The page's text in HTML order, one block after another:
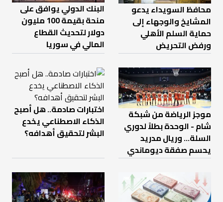
محافظ السويداء يدعو
المشايخ والوجهاء إلى
حماية السلم الأهلي
ورفض التحريض
البنك الدولي يوافق على
منحة بقيمة 100 مليون
دولار لتحديث القطاع
المالي في سوريا
موجز الرياضة من شبكة
شام - الوحدة بطلاً لدوري
السلة... وريال مدريد
يحسم صفقة ديوماندي
اختبارات صادمة.. هل أصبح
الذكاء الاصطناعي يخدع
البشر لتحقيق أهدافه؟